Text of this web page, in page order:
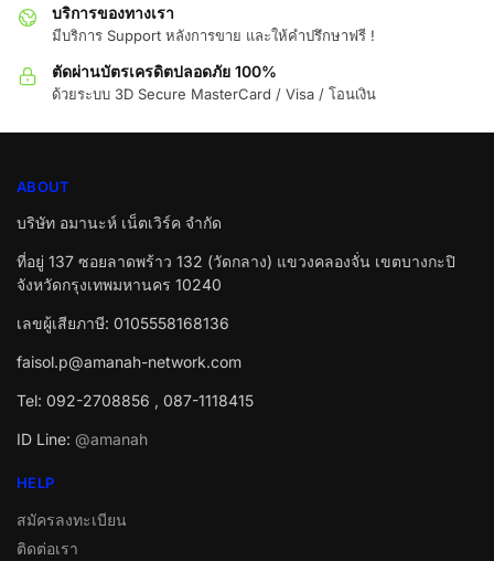
บริการของทางเรา
มีบริการ Support หลังการขาย และให้คำปรึกษาฟรี !
ตัดผ่านบัตรเครดิตปลอดภัย 100%
ด้วยระบบ 3D Secure MasterCard / Visa / โอนเงิน
ABOUT
บริษัท อมานะห์ เน็ตเวิร์ค จำกัด
ที่อยู่ 137 ซอยลาดพร้าว 132 (วัดกลาง) แขวงคลองจั่น เขตบางกะปิ
จังหวัดกรุงเทพมหานคร 10240
เลขผู้เสียภาษี: 0105558168136
faisol.p@amanah-network.com
Tel: 092-2708856 , 087-1118415
ID Line: @amanah
HELP
สมัครลงทะเบียน
ติดต่อเรา